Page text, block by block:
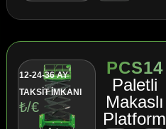
12-24-36 AY
TAKSİT İMKANI
₺/€
PCS14
Paletli
Makaslı
Platform